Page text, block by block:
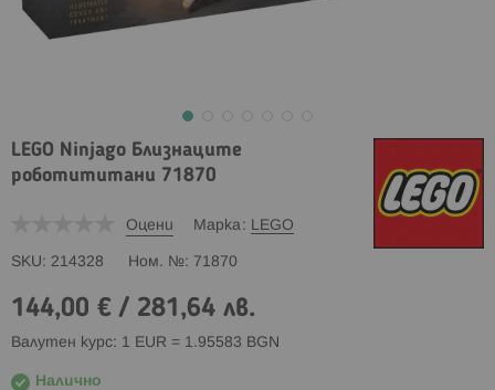
LEGO Ninjago Близнаците
роботититани 71870
Оцени Марка LEGO
SKU 214328 Ном. № 71870
144,00 € / 281,64 лв.
Валутен курс: 1 EUR = 1.95583 BGN
Налично